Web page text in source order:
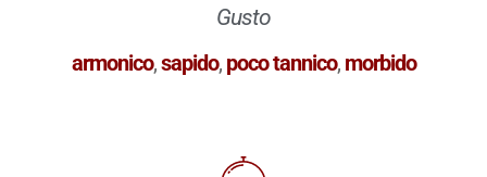
Gusto
armonico,sapido, poco tannico, morbido